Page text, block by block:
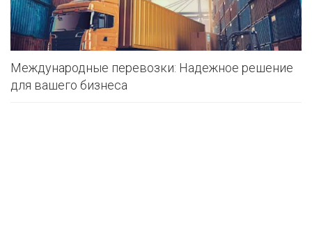
Международные перевозки: Надежное решение
для вашего бизнеса